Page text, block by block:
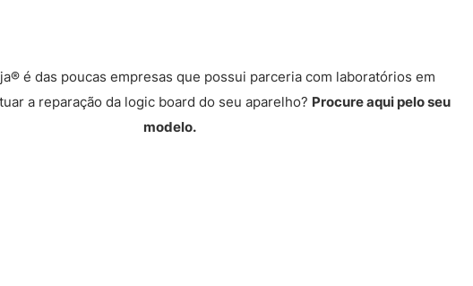
é das poucas empresas que possui parceria com laboratórios em
a reparação da logic board do seu aparelho? Procure aqui pelo seu
modelo.